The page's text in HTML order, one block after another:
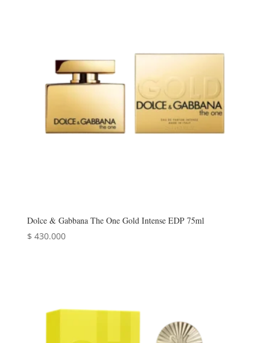
Dolce & Gabbana The One Gold Intense EDP 75ml
$ 430.000